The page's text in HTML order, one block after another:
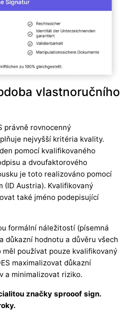
vlastnoručního
právně rovnocenný
nejvyšší kritéria kvality.
pomocí kvalifikovaného
a dvoufaktorového
je toto realizováno pomocí
(ID Austria). Kvalifikovaný
také jméno podepisující
formální náležitostí (písemná
důkazní hodnotu a důvěru všech
používat pouze kvalifikovaný
maximalizovat důkazní
a minimalizovat riziko.
značky sprooof sign.